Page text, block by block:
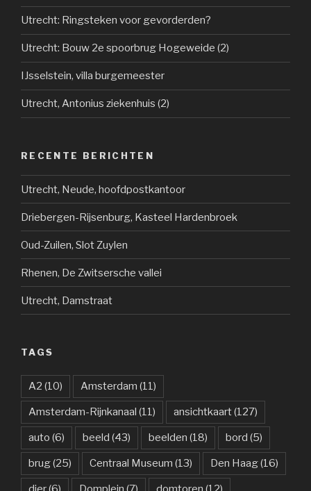
Utrecht: Ringsteken voor gevorderden?
Utrecht: Bouw 2e spoorbrug Hogeweide (2)
IJsselstein, villa burgemeester
Utrecht, Antonius ziekenhuis (2)
RECENTE BERICHTEN
Utrecht, Neude, hoofdpostkantoor
Driebergen-Rijsenburg, Kasteel Hardenbroek
Oud-Zuilen, Slot Zuylen
Rhenen, De Zwitsersche vallei
Utrecht, Damstraat
TAGS
A2 (10) Amsterdam (11)
Amsterdam-Rijnkanaal (11) ansichtkaart(127)
auto (6) beeld (43) beelden (18) bord (5)
brug(25) Centraal Museum (13) Den Haag(16)